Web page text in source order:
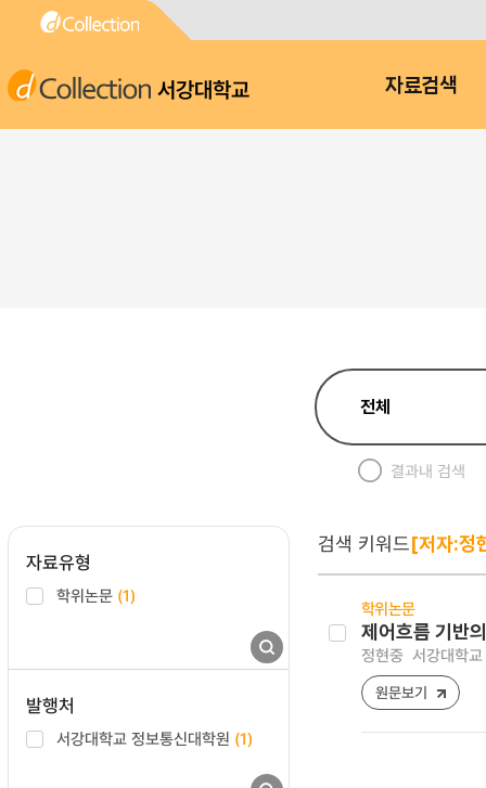
서강대학교 자료검색
결과내 검색
자료유형
학위논문 (1)
발행처
서강대학교 정보통신대학원 (1)
검색 키워드[저자:정
학위논문
제어흐름 기반
정현중 서강대학
원문보기